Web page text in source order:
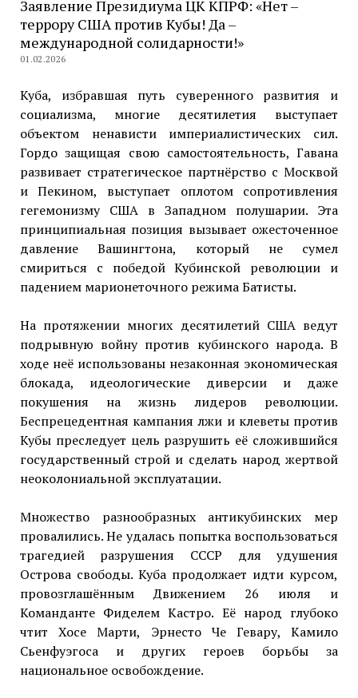
Заявление Президиума ЦК КПРФ: «Нет –
террору США против Кубы! Да –
международной солидарности!»
01.02.2026
Куба, избравшая путь суверенного развития и
социализма, многие десятилетия выступает
объектом ненависти империалистических сил.
Гордо защищая свою самостоятельность, Гавана
развивает стратегическое партнёрство с Москвой
и Пекином, выступает оплотом сопротивления
гегемонизму США в Западном полушарии. Эта
принципиальная позиция вызывает ожесточенное
давление Вашингтона, который не сумел
смириться с победой Кубинской революции и
падением марионеточного режима Батисты.
На протяжении многих десятилетий США ведут
подрывную войну против кубинского народа. В
ходе неё использованы незаконная экономическая
блокада, идеологические диверсии и даже
покушения на жизнь лидеров революции.
Беспрецедентная кампания лжи и клеветы против
Кубы преследует цель разрушить её сложившийся
государственный строй и сделать народ жертвой
неоколониальной эксплуатации.
Множество разнообразных антикубинских мер
провалились. Не удалась попытка воспользоваться
трагедией разрушения СССР для удушения
Острова свободы. Куба продолжает идти курсом,
провозглашённым Движением 26 июля и
Команданте Фиделем Кастро. Её народ глубоко
чтит Хосе Марти, Эрнесто Че Гевару, Камило
Сьенфуэгоса и других героев борьбы за
национальное освобождение.